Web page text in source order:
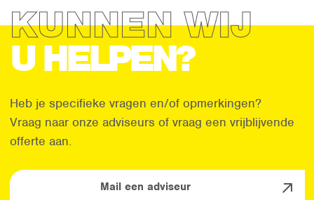
KUNNEN WIJ
U HELPEN?
Heb je specifieke vragen en/of opmerkingen?
Vraag naar onze adviseurs of vraag een vrijblijvende
offerte aan.
Mail een adviseur